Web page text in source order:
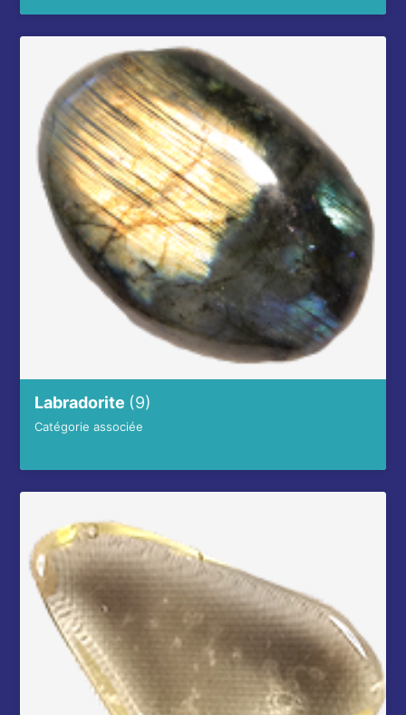
Labradorite (9)
Catégorie associée